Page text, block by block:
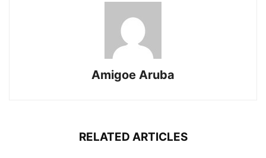
Amigoe Aruba
RELATED ARTICLES